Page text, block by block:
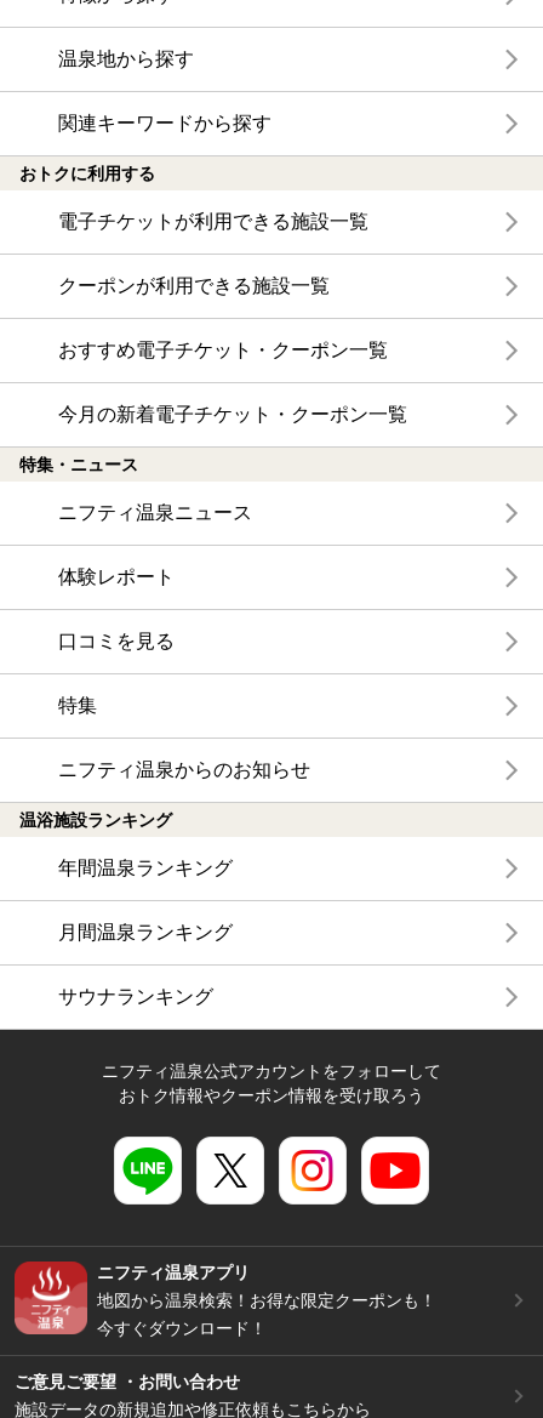
温泉地から探す
関連キーワードから探す
おトクに利用する
電子チケットが利用できる施設一覧
クーポンが利用できる施設一覧
おすすめ電子チケット・クーポン一覧
今月の新着電子チケット・クーポン一覧
特集・ニュース
ニフティ温泉ニュース
体験レポート
口コミを見る
特集
ニフティ温泉からのお知らせ
温浴施設ランキング
年間温泉ランキング
月間温泉ランキング
サウナランキング
ニフティ温泉公式アカウントをフォローして
おトク情報やクーポン情報を受け取ろう
ニフティ温泉アプリ
地図から温泉検索！お得な限定クーポンも！
今すぐダウンロード！
ご意見ご要望 ・お問い合わせ
施設データの新規追加や修正依頼もこちらから